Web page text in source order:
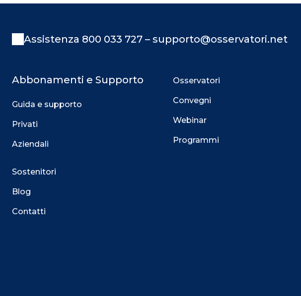
Assistenza 800 033 727 – supporto@osservatori.net
Abbonamenti e Supporto
Guida e supporto
Privati
Aziendali
Sostenitori
Blog
Contatti
Osservatori
Convegni
Webinar
Programmi